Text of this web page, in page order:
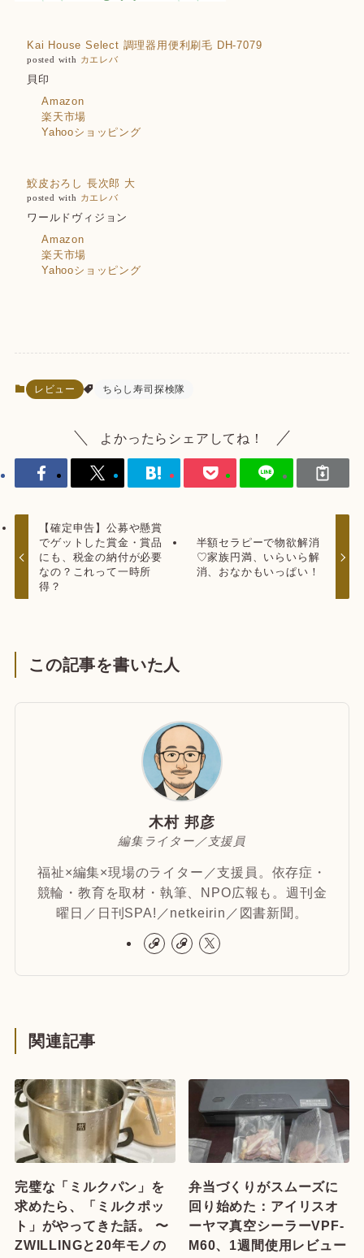
Kai House Select 調理器用便利刷毛 DH-7079
posted with カエレバ
貝印
Amazon
楽天市場
Yahooショッピング
鮫皮おろし 長次郎 大
posted with カエレバ
ワールドヴィジョン
Amazon
楽天市場
Yahooショッピング
レビュー ちらし寿司探検隊
よかったらシェアしてね！
【確定申告】公募や懸賞
でゲットした賞金・賞品
にも、税金の納付が必要
なの？これって一時所
得？
半額セラピーで物欲解消
♡家族円満、いらいら解
消、おなかもいっぱい！
この記事を書いた人
木村 邦彦
編集ライター／支援員
福祉×編集×現場のライター／支援員。依存症・
競輪・教育を取材・執筆、NPO広報も。週刊金
曜日／日刊SPA!／netkeirin／図書新聞。
関連記事
完璧な「ミルクパン」を
求めたら、「ミルクポッ
ト」がやってきた話。 〜
ZWILLINGと20年モノの
弁当づくりがスムーズに
回り始めた：アイリスオ
ーヤマ真空シーラーVPF-
M60、1週間使用レビュー